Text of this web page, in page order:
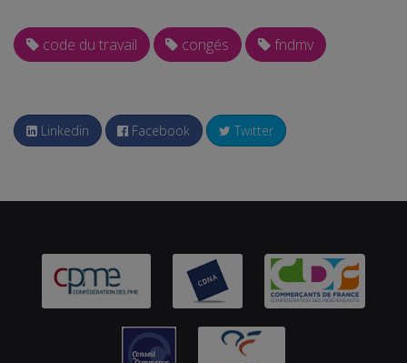
code du travail congés fndmv
Linkedin Facebook Twitter